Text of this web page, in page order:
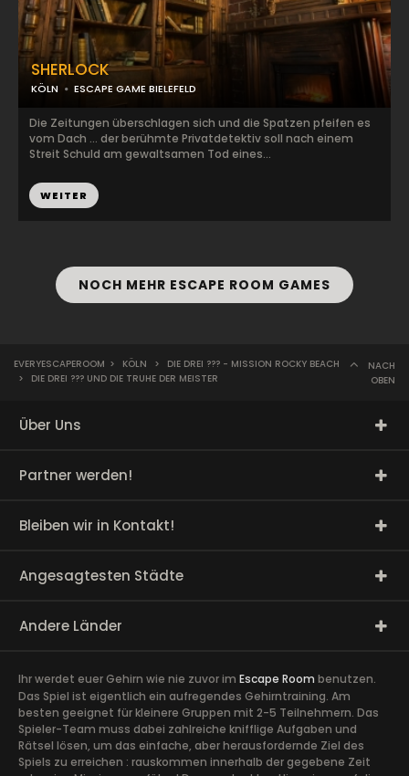
SHERLOCK
KÖLN ESCAPE GAME BIELEFELD
Die Zeitungen überschlagen sich und die Spatzen pfeifen es
vom Dach … der berühmte Privatdetektiv soll nach einem
Streit Schuld am gewaltsamen Tod eines...
WEITER
NOCH MEHR ESCAPE ROOM GAMES
EVERYESCAPEROOM > KÖLN >
DIE DREI ??? - MISSION ROCKY BEACH
>
DIE DREI ??? UND DIE TRUHE DER MEISTER
NACH
OBEN
Über Uns
Partner werden!
Bleiben wir in Kontakt!
Angesagtesten Städte
Andere Länder
Ihr werdet euer Gehirn wie nie zuvor im Escape Room benutzen.
Das Spiel ist eigentlich ein aufregendes Gehirntraining. Am
besten geeignet für kleinere Gruppen mit 2-5 Teilnehmern. Das
Spieler-Team muss dabei zahlreiche knifflige Aufgaben und
Rätsel lösen, um das einfache, aber herausfordernde Ziel des
Spiels zu erreichen : rauskommen innerhalb der gegebene Zeit